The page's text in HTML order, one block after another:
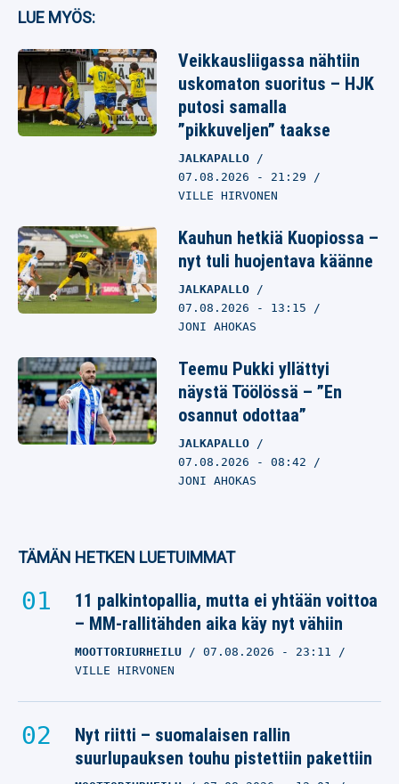
LUE MYÖS:
Veikkausliigassa nähtiin
uskomaton suoritus – HJK
putosi samalla
”pikkuveljen” taakse
JALKAPALLO
07.08.2026 - 21:29
VILLE HIRVONEN
Kauhun hetkiä Kuopiossa –
nyt tuli huojentava käänne
JALKAPALLO
07.08.2026 - 13:15
JONI AHOKAS
Teemu Pukki yllättyi
näystä Töölössä – ”En
osannut odottaa”
JALKAPALLO
07.08.2026 - 08:42
JONI AHOKAS
TÄMÄN HETKEN LUETUIMMAT
11 palkintopallia, mutta ei yhtään voittoa
– MM-rallitähden aika käy nyt vähiin
MOOTTORIURHEILU 07.08.2026 - 23:11
VILLE HIRVONEN
Nyt riitti – suomalaisen rallin
suurlupauksen touhu pistettiin pakettiin